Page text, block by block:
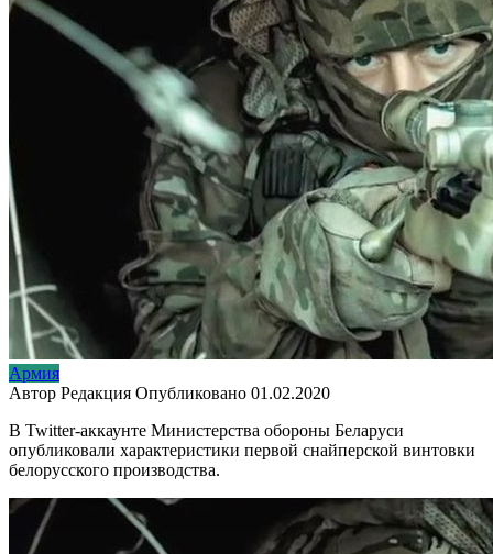
Армия
Автор Редакция Опубликовано 01.02.2020
В Twitter-аккаунте Министерства обороны Беларуси
опубликовали характеристики первой снайперской винтовки
белорусского производства.